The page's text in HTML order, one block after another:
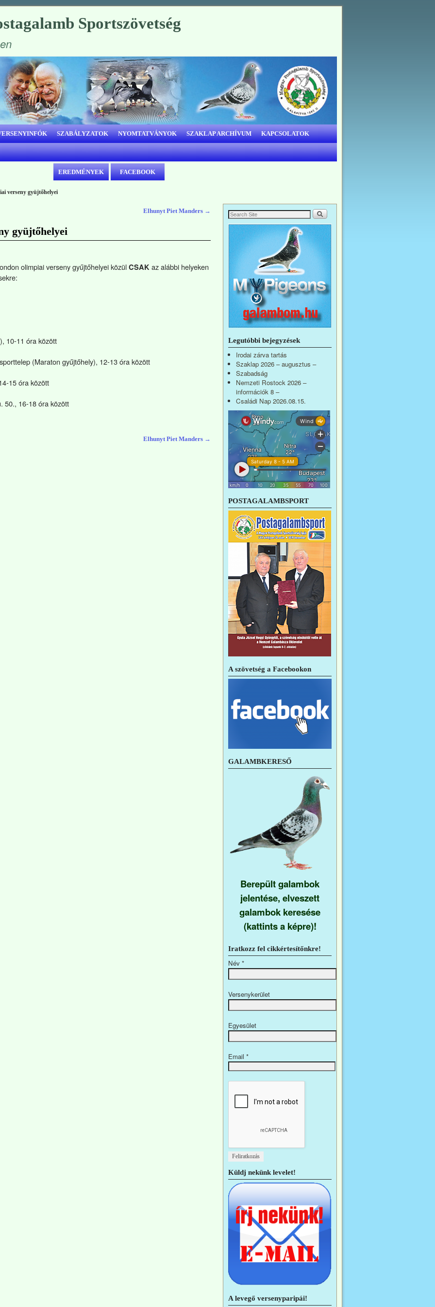
Sportszövetség
SZABÁLYZATOK NYOMTATVÁNYOK SZAKLAP ARCHÍVUM KAPCSOLATOK
EREDMÉNYEK FACEBOOK
verseny gyüjtőhelyei
Elhunyt Piet Manders →
gyüjtőhelyei
olimpiai verseny gyűjtőhelyei közül CSAK az alábbi helyeken
10-11 óra között
(Maraton gyűjtőhely), 12-13 óra között
15 óra között
50., 16-18 óra között
Elhunyt Piet Manders →
Legutóbbi bejegyzések
Irodai zárva tartás
Szaklap 2026 – augusztus –
Szabadság
Nemzeti Rostock 2026 –
információk 8 –
Családi Nap 2026.08.15.
POSTAGALAMBSPORT
A szövetség a Facebookon
GALAMBKERESŐ
Berepült galambok
jelentése, elveszett
galambok keresése
(kattints a képre)!
Iratkozz fel cikkértesítőnkre!
Név *
Versenykerület
Egyesület
Email *
Küldj nekünk levelet!
A levegő versenyparipái!